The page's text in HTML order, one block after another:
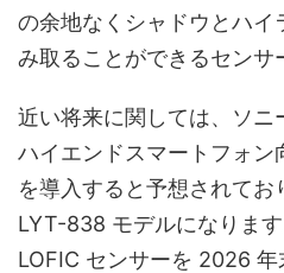
の余地なくシャドウとハイ
み取ることができるセンサ
近い将来に関しては、ソ
ハイエンドスマートフォン
を導入すると予想されて
LYT-838 モデルになりま
LOFIC センサーを 2026